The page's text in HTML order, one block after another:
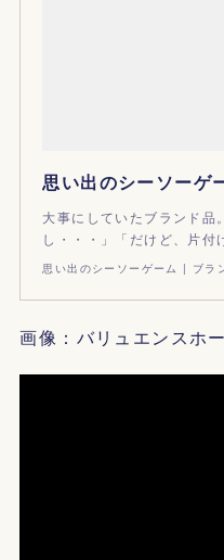
大事にしていたブランド品
し・・・」「だけど、片
思い出のシーソーゲーム | ブラ
画像：バリュエンスホ